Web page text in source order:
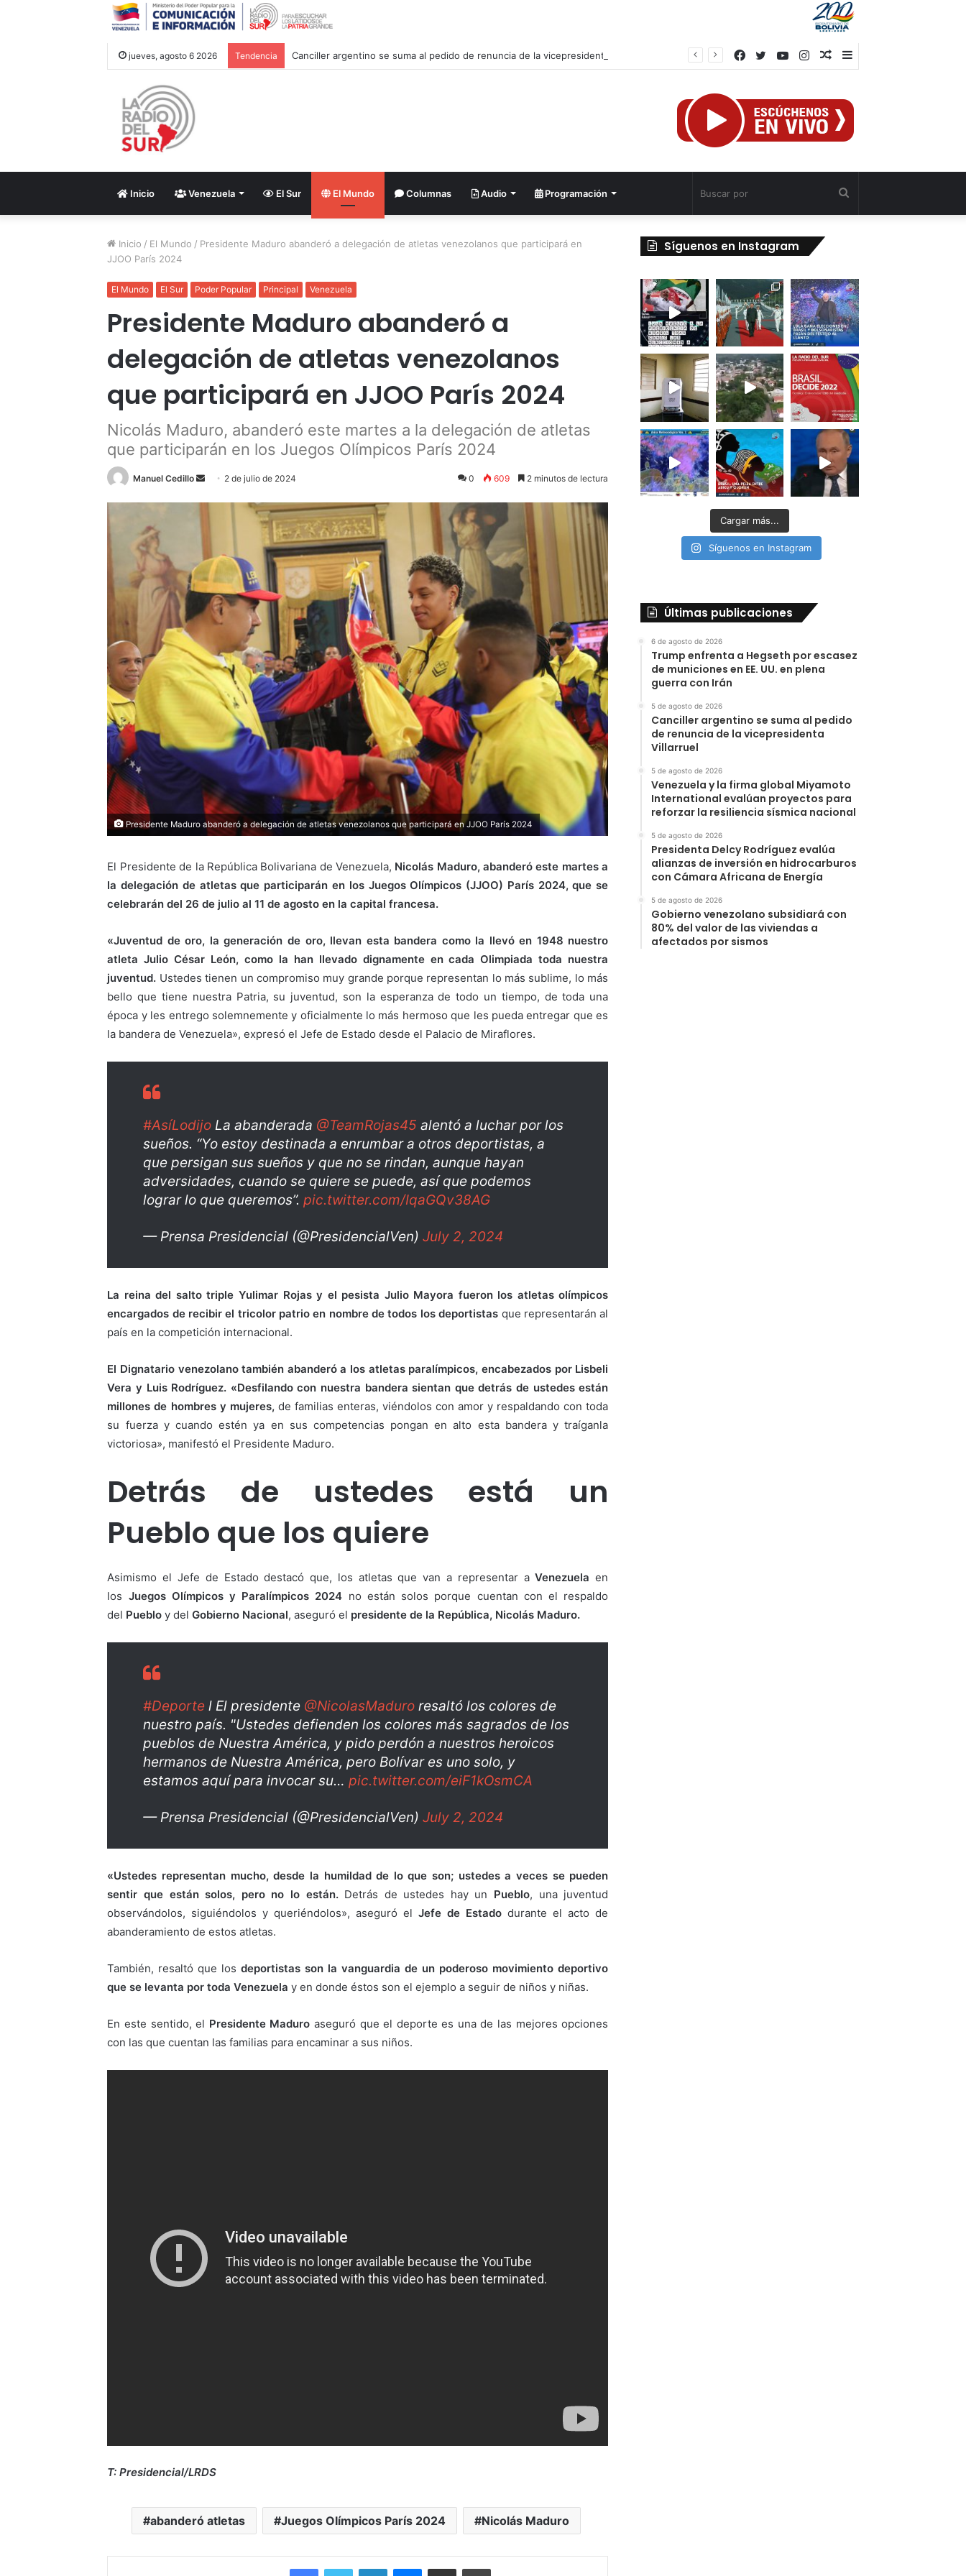
jueves, agosto 6 2026 Tendencia Canciller argentino se suma al pedido de renuncia de la vicepresidenta Villarruel
Barra
Publicación
azar
Instagram
YouTube
Twitter
Facebook
Inicio Venezuela El Sur El Mundo Columnas Audio Programación
Inicio / El Mundo / Presidente Maduro abanderó a delegación de atletas venezolanos que participará en
JJOO París 2024
El Mundo El Sur Poder Popular Principal Venezuela
Presidente Maduro abanderó a
delegación de atletas venezolanos
que participará en JJOO París 2024
Nicolás Maduro, abanderó este martes a la delegación de atletas
que participarán en los Juegos Olímpicos París 2024
Manuel Cedillo
Send2 de julio de 2024 0 609 2 minutos de lectura
Presidente Maduro abanderó a delegación de atletas venezolanos que participará en JJOO París 2024
El Presidente de la República Bolivariana de Venezuela, Nicolás Maduro, abanderó este martes a
la delegación de atletas que participarán en los Juegos Olímpicos (JJOO) París 2024, que se
celebrarán del 26 de julio al 11 de agosto en la capital francesa.
«Juventud de oro, la generación de oro, llevan esta bandera como la llevó en 1948 nuestro
atleta Julio César León, como la han llevado dignamente en cada Olimpiada toda nuestra
juventud. Ustedes tienen un compromiso muy grande porque representan lo más sublime, lo más
bello que tiene nuestra Patria, su juventud, son la esperanza de todo un tiempo, de toda una
época y les entrego solemnemente y oficialmente lo más hermoso que les pueda entregar que es
la bandera de Venezuela», expresó el Jefe de Estado desde el Palacio de Miraflores.
#AsíLodijo La abanderada @TeamRojas45 alentó a luchar por los
sueños. “Yo estoy destinada a enrumbar a otros deportistas, a
que persigan sus sueños y que no se rindan, aunque hayan
adversidades, cuando se quiere se puede, así que podemos
lograr lo que queremos”.pic.twitter.com/IqaGQv38AG
— Prensa Presidencial (@PresidencialVen)July 2, 2024
La reina del salto triple Yulimar Rojas y el pesista Julio Mayora fueron los atletas olímpicos
encargados de recibir el tricolor patrio en nombre de todos los deportistas que representarán al
país en la competición internacional.
El Dignatario venezolano también abanderó a los atletas paralímpicos, encabezados por Lisbeli
Vera y Luis Rodríguez. «Desfilando con nuestra bandera sientan que detrás de ustedes están
millones de hombres y mujeres, de familias enteras, viéndolos con amor y respaldando con toda
su fuerza y cuando estén ya en sus competencias pongan en alto esta bandera y traíganla
victoriosa», manifestó el Presidente Maduro.
Detrás de ustedes está un
Pueblo que los quiere
Asimismo el Jefe de Estado destacó que, los atletas que van a representar aVenezuelaen
los Juegos Olímpicos y Paralímpicos 2024 no están solos porque cuentan con el respaldo
del Puebloy delGobierno Nacional, aseguró el presidente de la República, Nicolás Maduro.
#Deporte l El presidente @NicolasMaduro resaltó los colores de
nuestro país. "Ustedes defienden los colores más sagrados de los
pueblos de Nuestra América, y pido perdón a nuestros heroicos
hermanos de Nuestra América, pero Bolívar es uno solo, y
estamos aquí para invocar su…pic.twitter.com/eiF1kOsmCA
— Prensa Presidencial (@PresidencialVen)July 2, 2024
«Ustedes representan mucho, desde la humildad de lo que son; ustedes a veces se pueden
sentir que están solos, pero no lo están.Detrás de ustedes hay un Pueblo, una juventud
observándolos, siguiéndolos y queriéndolos», aseguró elJefe de Estadodurante el acto de
abanderamiento de estos atletas.
También, resaltó que losdeportistas son la vanguardia de un poderoso movimiento deportivo
que se levanta por toda Venezuelay en donde éstos son el ejemplo a seguir de niños y niñas.
En este sentido, el Presidente Maduro aseguró que el deporte es una de las mejores opciones
con las que cuentan las familias para encaminar a sus niños.
T: Presidencial/LRDS
abanderó atletas Juegos Olímpicos París 2024 Nicolás Maduro
FacebookTwitter LinkedInMessengerCompartir por correo electrónicoImprimir
Síguenos en Instagram
Cargar más...
Síguenos en Instagram
Últimas publicaciones
6 de agosto de 2026
Trump enfrenta a Hegseth por escasez
de municiones en EE. UU. en plena
guerra con Irán
5 de agosto de 2026
Canciller argentino se suma al pedido
de renuncia de la vicepresidenta
Villarruel
5 de agosto de 2026
Venezuela y la firma global Miyamoto
International evalúan proyectos para
reforzar la resiliencia sísmica nacional
5 de agosto de 2026
Presidenta Delcy Rodríguez evalúa
alianzas de inversión en hidrocarburos
con Cámara Africana de Energía
5 de agosto de 2026
Gobierno venezolano subsidiará con
80% del valor de las viviendas a
afectados por sismos